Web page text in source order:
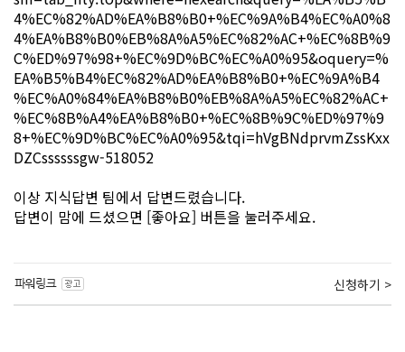
4%EC%82%AD%EA%B8%B0+%EC%9A%B4%EC%A0%8
4%EA%B8%B0%EB%8A%A5%EC%82%AC+%EC%8B%9
C%ED%97%98+%EC%9D%BC%EC%A0%95&oquery=%
EA%B5%B4%EC%82%AD%EA%B8%B0+%EC%9A%B4
%EC%A0%84%EA%B8%B0%EB%8A%A5%EC%82%AC+
%EC%8B%A4%EA%B8%B0+%EC%8B%9C%ED%97%9
8+%EC%9D%BC%EC%A0%95&tqi=hVgBNdprvmZssKxx
DZCssssssgw-518052
이상 지식답변 팀에서 답변드렸습니다.
답변이 맘에 드셨으면 [좋아요] 버튼을 눌러주세요.
신청하기 >